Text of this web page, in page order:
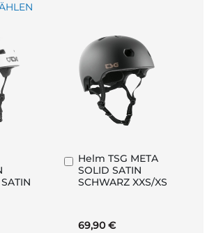
Helm TSG META
SOLID SATIN
SCHWARZ XXS/XS
69,90 €
In
den
Warenkorb